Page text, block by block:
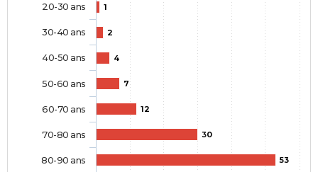
1
2
4
7
12
30
53
20-30 ans
30-40 ans
40-50 ans
50-60 ans
60-70 ans
70-80 ans
80-90 ans